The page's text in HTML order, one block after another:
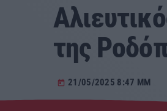
της
today 21/05/2025 8:47 ΜΜ